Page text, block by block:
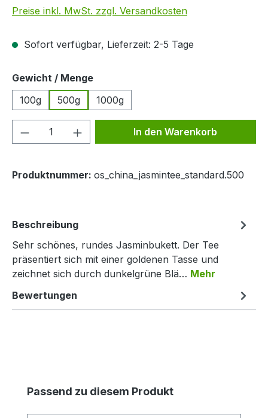
Preise inkl. MwSt. zzgl. Versandkosten
Sofort verfügbar, Lieferzeit: 2-5 Tage
Gewicht / Mengeauswählen
100g
500g 1000g
Produkt Anzahl: Gib denIn den Warenkorb
Produktnummer: os_china_jasmintee_standard.500
Beschreibung
Sehr schönes, rundes Jasminbukett. Der Tee
präsentiert sich mit einer goldenen Tasse und
zeichnet sich durch dunkelgrüne Blä… Mehr
Bewertungen
Produktgalerie überspringen
Passend zu diesem Produkt